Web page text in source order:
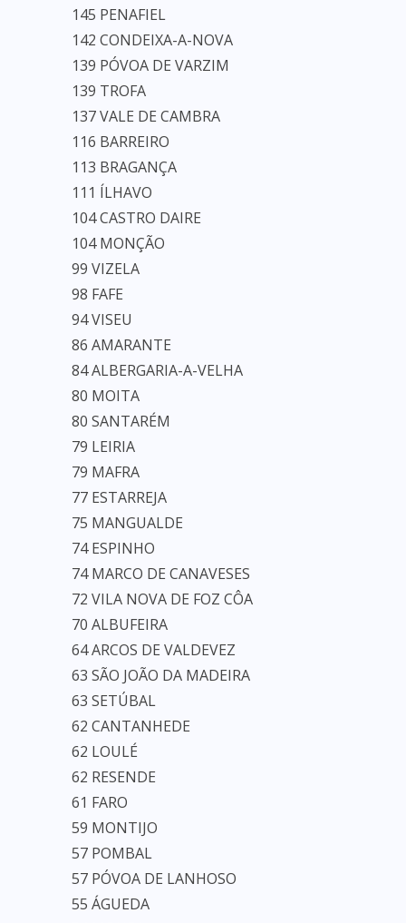
145 PENAFIEL
142 CONDEIXA-A-NOVA
139 PÓVOA DE VARZIM
139 TROFA
137 VALE DE CAMBRA
116 BARREIRO
113 BRAGANÇA
111 ÍLHAVO
104 CASTRO DAIRE
104 MONÇÃO
99 VIZELA
98 FAFE
94 VISEU
86 AMARANTE
84 ALBERGARIA-A-VELHA
80 MOITA
80 SANTARÉM
79 LEIRIA
79 MAFRA
77 ESTARREJA
75 MANGUALDE
74 ESPINHO
74 MARCO DE CANAVESES
72 VILA NOVA DE FOZ CÔA
70 ALBUFEIRA
64 ARCOS DE VALDEVEZ
63 SÃO JOÃO DA MADEIRA
63 SETÚBAL
62 CANTANHEDE
62 LOULÉ
62 RESENDE
61 FARO
59 MONTIJO
57 POMBAL
57 PÓVOA DE LANHOSO
55 ÁGUEDA